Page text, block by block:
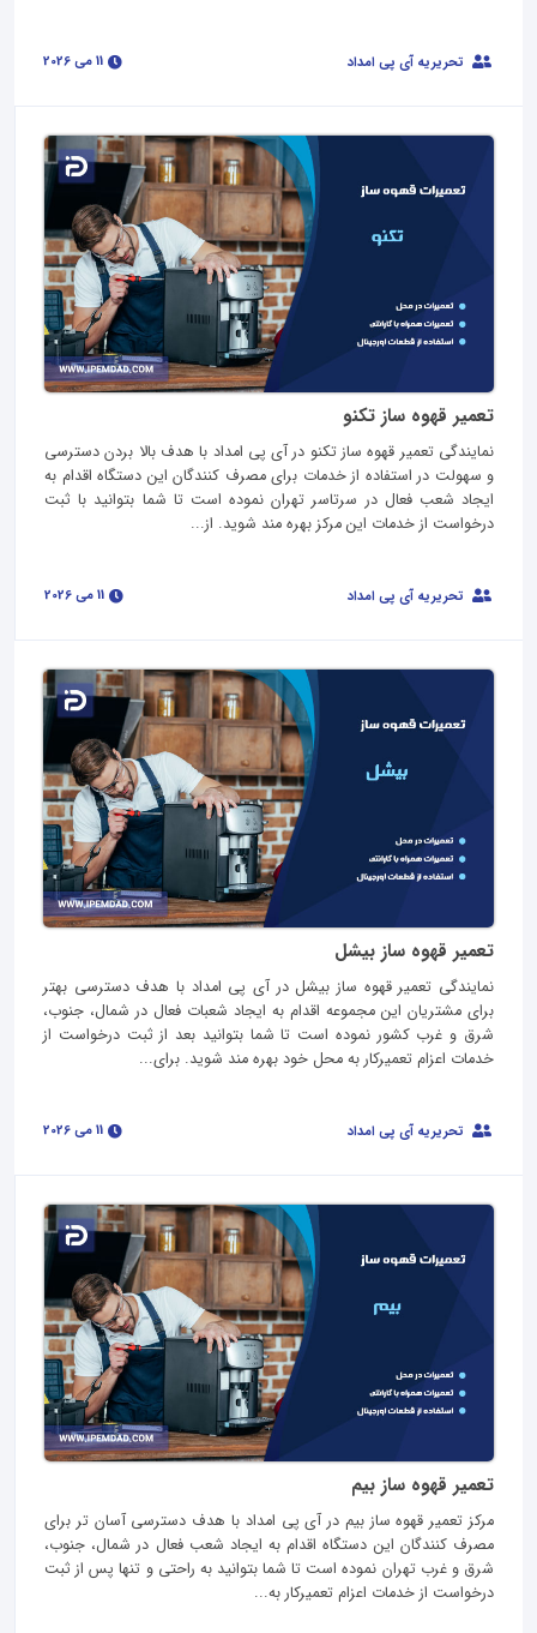
تحریریه آی پی امداد
تعمیر قهوه ساز تکنو
نمایندگی تعمیر قهوه ساز تکنو در آی پی امداد با هدف بالا بردن دسترسی
و سهولت در استفاده از خدمات برای مصرف کنندگان این دستگاه اقدام به
ایجاد شعب فعال در سرتاسر تهران نموده است تا شما بتوانید با ثبت
درخواست از خدمات این مرکز بهره مند شوید. از...
تحریریه آی پی امداد
تعمیر قهوه ساز بیشل
نمایندگی تعمیر قهوه ساز بیشل در آی پی امداد با هدف دسترسی بهتر
برای مشتریان این مجموعه اقدام به ایجاد شعبات فعال در شمال، جنوب،
شرق و غرب کشور نموده است تا شما بتوانید بعد از ثبت درخواست از
خدمات اعزام تعمیرکار به محل خود بهره مند شوید. برای...
تحریریه آی پی امداد
تعمیر قهوه ساز بیم
مرکز تعمیر قهوه ساز بیم در آی پی امداد با هدف دسترسی آسان تر برای
مصرف کنندگان این دستگاه اقدام به ایجاد شعب فعال در شمال، جنوب،
شرق و غرب تهران نموده است تا شما بتوانید به راحتی و تنها پس از ثبت
درخواست از خدمات اعزام تعمیرکار به...